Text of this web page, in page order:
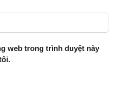
web trong trình duyệt này